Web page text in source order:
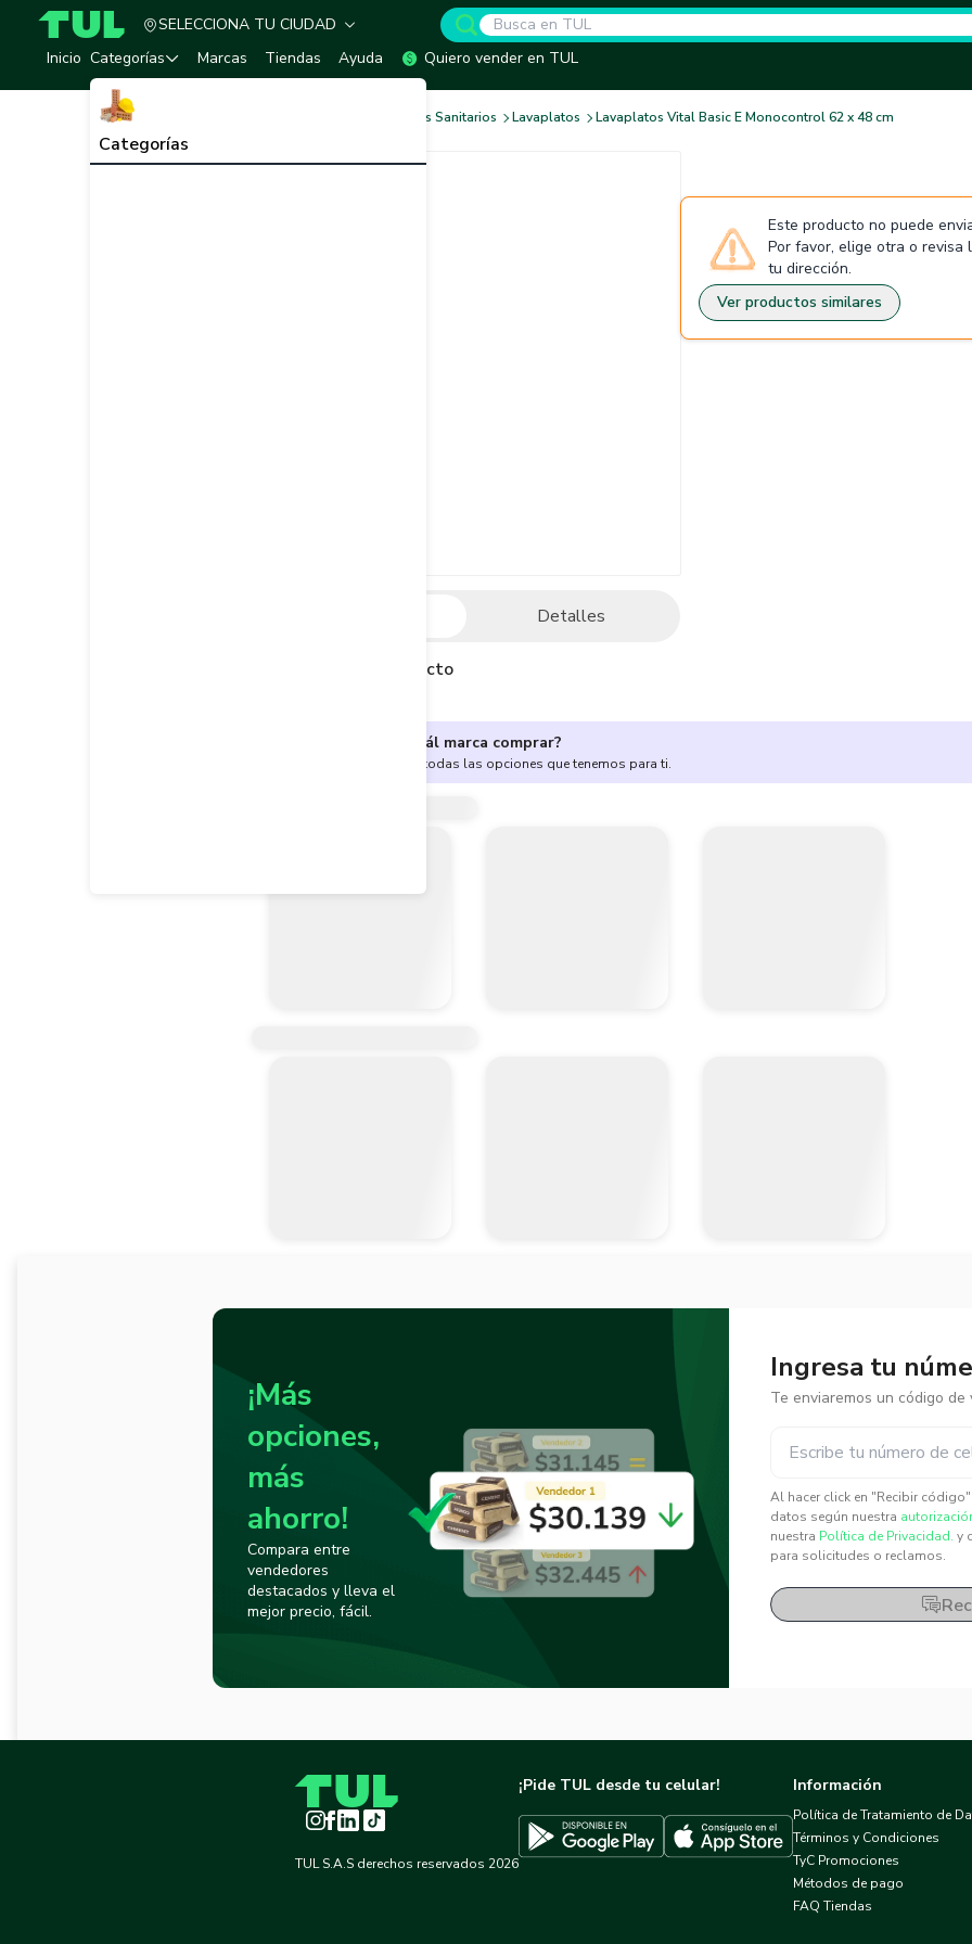
TUL - Tu Marketplace de Construcción
SELECCIONA TU CIUDAD
Inicio Categorías
Categorías
Marcas Tiendas Ayuda Quiero vender en TUL
Equipos Sanitarios Lavaplatos Lavaplatos Vital Basic E Monocontrol 62 x 48 cm
Detalles
Descripción del producto
Este producto no puede
Por favor, elige otra o revisa
tu dirección.
Ver productos similares
¿No sabes cuál marca comprar?
Encuentra aquí todas las opciones que tenemos para ti.
¡Más
opciones,
más
ahorro!
Compara entre
vendedores
destacados y lleva el
mejor precio, fácil.
Ingresa tu
Te enviaremos un código de
Al hacer click en "Recibir
datos según nuestra
nuestra Política de Privacidad. y
para solicitudes o reclamos.
Instagram
Facebook
LinkedInTikTok
TUL S.A.S derechos reservados 2026
¡Pide TUL desde tu celular!
Descargar TUL en Google PlayDescargar TUL en App Store
Información
Política de Tratamiento de
Términos y Condiciones
TyC Promociones
Métodos de pago
FAQ Tiendas